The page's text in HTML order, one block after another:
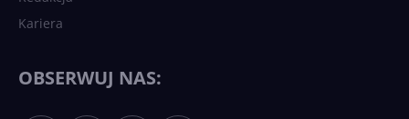
Kariera
OBSERWUJ NAS: